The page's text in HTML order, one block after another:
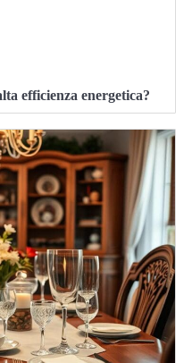
efficienza energetica?